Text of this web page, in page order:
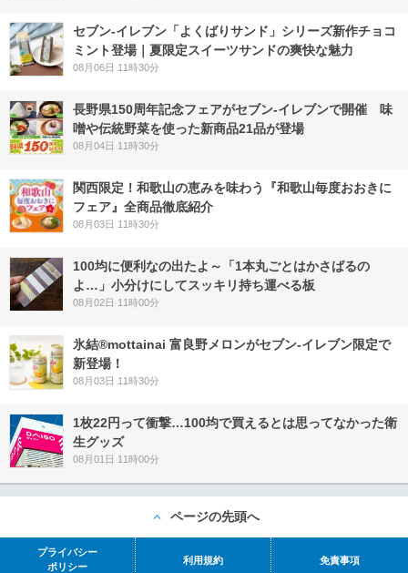
セブン‐イレブン「よくばりサンド」シリーズ新作チョコ
ミント登場｜夏限定スイーツサンドの爽快な魅力
08月06日 11時30分
長野県150周年記念フェアがセブン-イレブンで開催 味
噌や伝統野菜を使った新商品21品が登場
08月04日 11時30分
関西限定！和歌山の恵みを味わう『和歌山毎度おおきに
フェア』全商品徹底紹介
08月03日 11時30分
100均に便利なの出たよ～「1本丸ごとはかさばるの
よ…」小分けにしてスッキリ持ち運べる板
08月02日 11時00分
氷結®mottainai 富良野メロンがセブン‐イレブン限定で
新登場！
08月03日 11時30分
1枚22円って衝撃…100均で買えるとは思ってなかった衛
生グッズ
08月01日 11時00分
ページの先頭へ
プライバシー
ポリシー
利用規約 免責事項